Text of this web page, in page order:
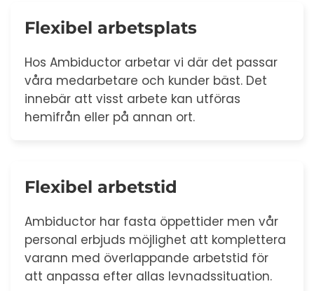
Flexibel arbetsplats
Hos Ambiductor arbetar vi där det passar
våra medarbetare och kunder bäst. Det
innebär att visst arbete kan utföras
hemifrån eller på annan ort.
Flexibel arbetstid
Ambiductor har fasta öppettider men vår
personal erbjuds möjlighet att komplettera
varann med överlappande arbetstid för
att anpassa efter allas levnadssituation.